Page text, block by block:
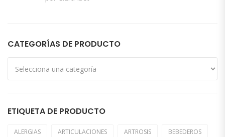
5 de 5
CATEGORÍAS DE PRODUCTO
ETIQUETA DE PRODUCTO
ALERGIAS ARTICULACIONES ARTROSIS BEBEDEROS